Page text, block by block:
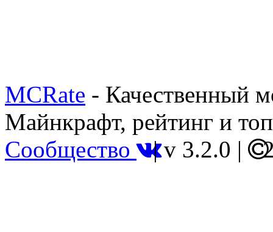
MCRate - Качественный
Майнкрафт, рейтинг и
Сообщество |v 3.2.0 |